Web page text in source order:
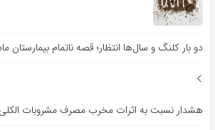
دو بار کلنگ و سال‌ها انتظار؛ قصه ناتمام بیمارستان
هشدار نسبت به اثرات مخرب مصرف مشروبات الکلی